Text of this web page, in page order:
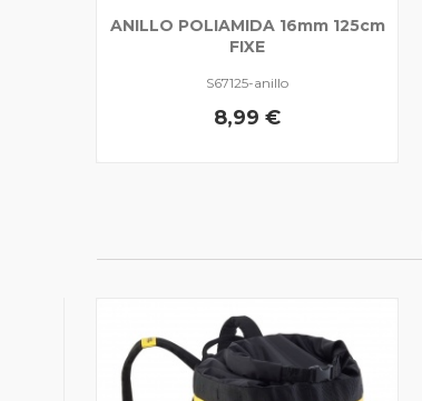
ANILLO POLIAMIDA 16mm 125cm
FIXE
S67125-anillo
8,99 €